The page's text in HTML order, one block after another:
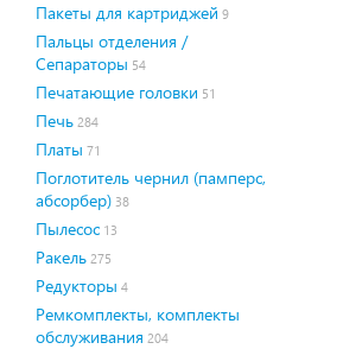
Пакеты для картриджей 9
Пальцы отделения /
Сепараторы 54
Печатающие головки 51
Печь 284
Платы 71
Поглотитель чернил (памперс,
абсорбер) 38
Пылесос 13
Ракель 275
Редукторы 4
Ремкомплекты, комплекты
обслуживания 204